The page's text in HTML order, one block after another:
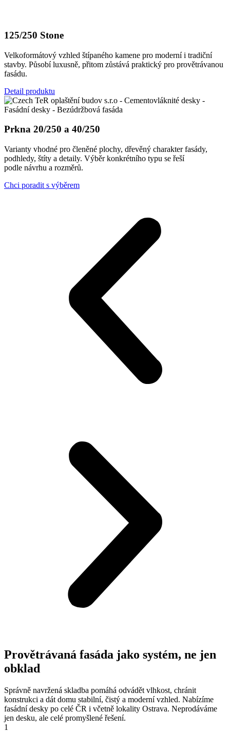
125/250 Stone
Velkoformátový vzhled štípaného kamene pro moderní i tradiční
stavby. Působí luxusně, přitom zůstává praktický pro provětrávanou
fasádu.
Detail produktu
Prkna 20/250 a 40/250
Varianty vhodné pro členěné plochy, dřevěný charakter fasády,
podhledy, štíty a detaily. Výběr konkrétního typu se řeší
podle návrhu a rozměrů.
Chci poradit s výběrem
Provětrávaná fasáda jako systém, ne jen
obklad
Správně navržená skladba pomáhá odvádět vlhkost, chránit
konstrukci a dát domu stabilní, čistý a moderní vzhled. Nabízíme
fasádní desky po celé ČR i včetně lokality Ostrava. Neprodáváme
jen desku, ale celé promyšlené řešení.
1